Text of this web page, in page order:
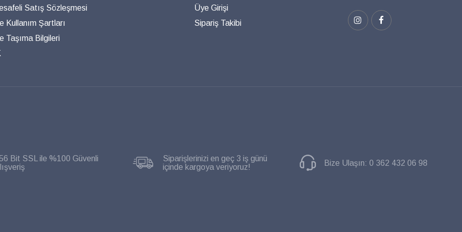
Satış Sözleşmesi
Kullanım Şartları
Taşıma Bilgileri
Üye Girişi
Sipariş Takibi
Bit SSL ile %100 Güvenli
Siparişlerinizi en geç 3 iş günü
içinde kargoya veriyoruz!
Bize Ulaşın:0 362 432 06 98